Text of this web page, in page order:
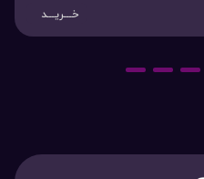
خـــریـــد
3
4
5